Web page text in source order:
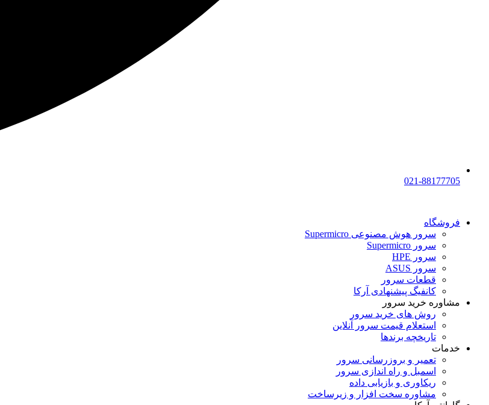
021-88177705
فروشگاه
سرور هوش مصنوعی Supermicro
سرور Supermicro
سرور HPE
سرور ASUS
قطعات سرور
کانفیگ پیشنهادی آرکا
مشاوره خرید سرور
روش های خرید سرور
استعلام قیمت سرور آنلاین
تاریخچه برندها
خدمات
تعمیر و بروزرسانی سرور
اسمبل و راه اندازی سرور
ریکاوری و بازیابی داده
مشاوره سخت افزار و زیرساخت